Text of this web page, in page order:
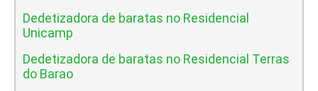
Dedetizadora de baratas no Residencial
Unicamp
Dedetizadora de baratas no Residencial Terras
do Barao